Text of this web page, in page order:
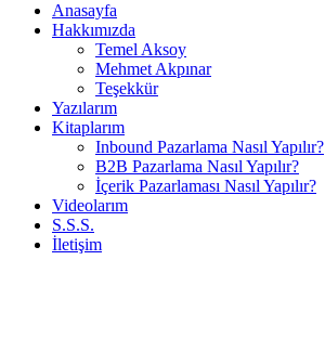
Anasayfa
Hakkımızda
Temel Aksoy
Mehmet Akpınar
Teşekkür
Yazılarım
Kitaplarım
Inbound Pazarlama Nasıl Yapılır?
B2B Pazarlama Nasıl Yapılır?
İçerik Pazarlaması Nasıl Yapılır?
Videolarım
S.S.S.
İletişim